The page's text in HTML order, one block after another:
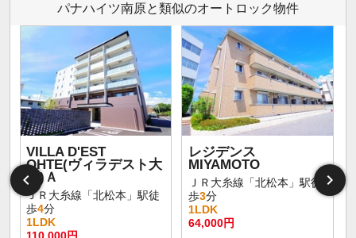
パナハイツ南原と類似のオートロック物件
VILLA D'EST
OHTE(ヴィラデスト大
手)Ａ
ＪＲ大糸線「北松本」駅徒
歩4分
1LDK
110,000円
レジデンス
MIYAMOTO
ＪＲ大糸線「北松本」駅徒
歩3分
1LDK
64,000円